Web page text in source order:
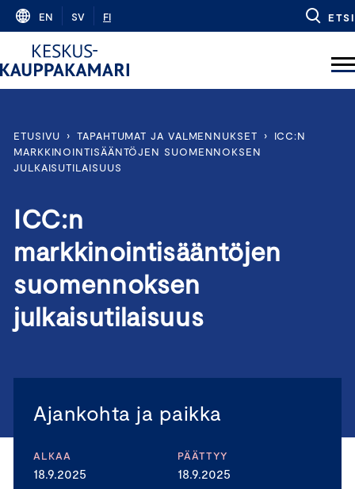
Skip
content
EN SV FI ETSI
ETUSIVU › TAPAHTUMAT JA VALMENNUKSET ›
ICC:N
MARKKINOINTISÄÄNTÖJEN SUOMENNOKSEN
JULKAISUTILAISUUS
ICC:n
markkinointisääntöjen
suomennoksen
julkaisutilaisuus
Ajankohta ja paikka
ALKAA
18.9.2025
PÄÄTTYY
18.9.2025